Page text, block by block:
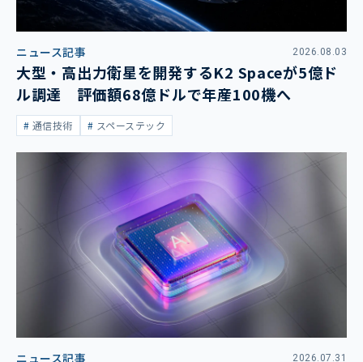
ニュース記事 2026.08.03
大型・高出力衛星を開発するK2 Spaceが5億ド
ル調達 評価額68億ドルで年産100機へ
通信技術 スペーステック
ニュース記事 2026.07.31